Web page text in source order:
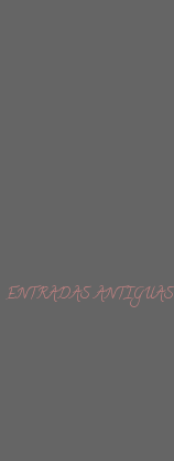
ENTRADAS ANTIGUAS